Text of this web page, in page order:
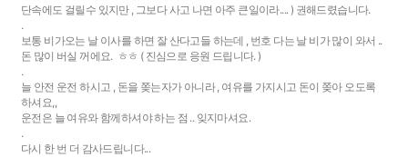
단속에도 걸릴수 있지만 , 그보다 사고 나면 아주 큰일이라.... ) 권해드렸습니다.
.
보통 비가오는 날 이사를 하면 잘 산다고들 하는데 , 번호 다는 날 비가 많이 와서 ..
돈 많이 버실 꺼에요. ㅎㅎ ( 진심으로 응원 드립니다. )
.
늘 안전 운전 하시고 , 돈을 쫒는자가 아니라 , 여유를 가지시고 돈이 쫒아 오도록
하셔요,,
운전은 늘 여유와 함께하셔야 하는 점 .. 잊지마셔요.
.
다시 한 번 더 감사드립니다...